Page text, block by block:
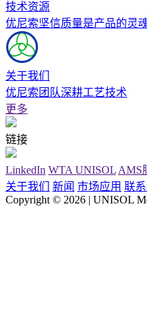
技术资源
优尼索坚信质量是产品的灵
关于我们
优尼索团队深耕工艺技术
更多
链接
LinkedIn WTA UNISOL AMS
关于我们
新闻 市场应用 联系
Copyright © 2026 | UNISOL